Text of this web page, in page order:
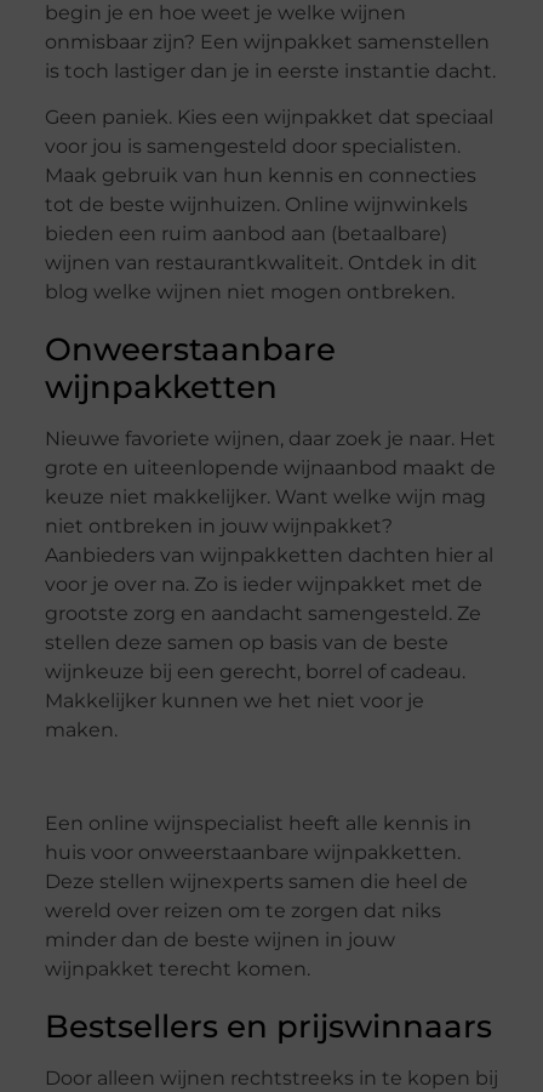
begin je en hoe weet je welke wijnen
onmisbaar zijn? Een wijnpakket samenstellen
is toch lastiger dan je in eerste instantie dacht.
Geen paniek. Kies een wijnpakket dat speciaal
voor jou is samengesteld door specialisten.
Maak gebruik van hun kennis en connecties
tot de beste wijnhuizen. Online wijnwinkels
bieden een ruim aanbod aan (betaalbare)
wijnen van restaurantkwaliteit. Ontdek in dit
blog welke wijnen niet mogen ontbreken.
Onweerstaanbare
wijnpakketten
Nieuwe favoriete wijnen, daar zoek je naar. Het
grote en uiteenlopende wijnaanbod maakt de
keuze niet makkelijker. Want welke wijn mag
niet ontbreken in jouw wijnpakket?
Aanbieders van wijnpakketten dachten hier al
voor je over na. Zo is ieder wijnpakket met de
grootste zorg en aandacht samengesteld. Ze
stellen deze samen op basis van de beste
wijnkeuze bij een gerecht, borrel of cadeau.
Makkelijker kunnen we het niet voor je
maken.
Een online wijnspecialist heeft alle kennis in
huis voor onweerstaanbare wijnpakketten.
Deze stellen wijnexperts samen die heel de
wereld over reizen om te zorgen dat niks
minder dan de beste wijnen in jouw
wijnpakket terecht komen.
Bestsellers en prijswinnaars
Door alleen wijnen rechtstreeks in te kopen bij